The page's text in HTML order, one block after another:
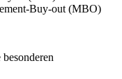
Buy-out (MBO)